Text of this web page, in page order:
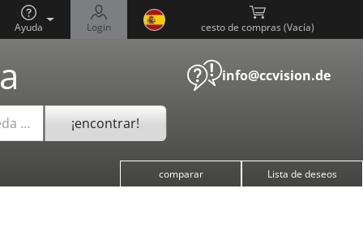
Ayuda Login cesto de compras ( )
info@ccvision.de
… ¡encontrar!
comparar Lista de deseos